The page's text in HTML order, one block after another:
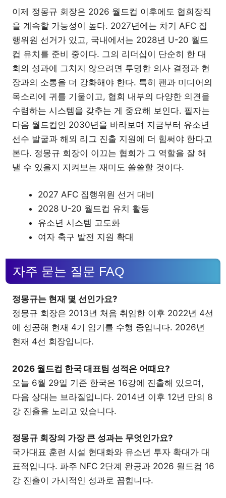
이제 정몽규 회장은 2026 월드컵 이후에도 협회장직
을 계속할 가능성이 높다. 2027년에는 차기 AFC 집
행위원 선거가 있고, 국내에서는 2028년 U-20 월드
컵 유치를 준비 중이다. 그의 리더십이 단순히 한 대
회의 성과에 그치지 않으려면 투명한 의사 결정과 현
장과의 소통을 더 강화해야 한다. 특히 팬과 미디어의
목소리에 귀를 기울이고, 협회 내부의 다양한 의견을
수렴하는 시스템을 갖추는 게 중요해 보인다. 필자는
다음 월드컵인 2030년을 바라보며 지금부터 유소년
선수 발굴과 해외 리그 진출 지원에 더 힘써야 한다고
본다. 정몽규 회장이 이끄는 협회가 그 역할을 잘 해
낼 수 있을지 지켜보는 재미도 쏠쏠할 것이다.
2027 AFC 집행위원 선거 대비
2028 U-20 월드컵 유치 활동
유소년 시스템 고도화
여자 축구 발전 지원 확대
자주 묻는 질문 FAQ
정몽규는 현재 몇 선인가요?
정몽규 회장은 2013년 처음 취임한 이후 2022년 4선
에 성공해 현재 4기 임기를 수행 중입니다. 2026년
현재 4선 회장입니다.
2026 월드컵 한국 대표팀 성적은 어때요?
오늘 6월 29일 기준 한국은 16강에 진출해 있으며,
다음 상대는 브라질입니다. 2014년 이후 12년 만의 8
강 진출을 노리고 있습니다.
정몽규 회장의 가장 큰 성과는 무엇인가요?
국가대표 훈련 시설 현대화와 유소년 투자 확대가 대
표적입니다. 파주 NFC 2단계 완공과 2026 월드컵 16
강 진출이 가시적인 성과로 꼽힙니다.